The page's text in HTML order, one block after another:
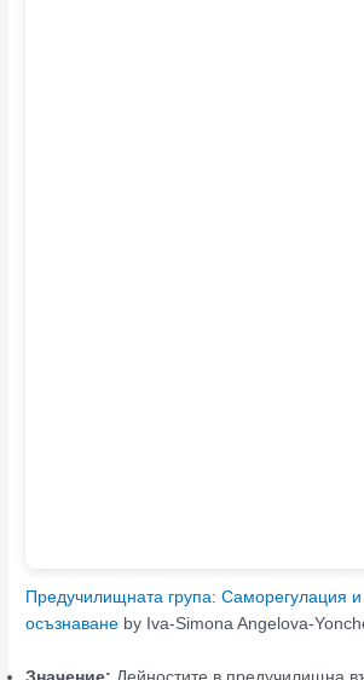
Предучилищната група: Саморегулация
осъзнаване by Iva-Simona Angelova-